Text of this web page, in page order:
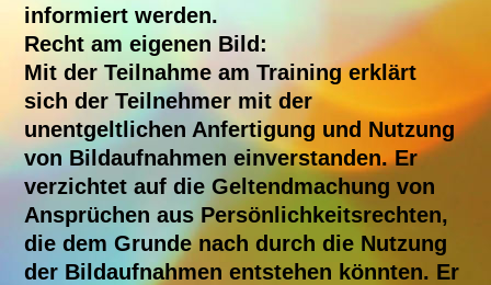
informiert werden.
Recht am eigenen Bild:
Mit der Teilnahme am Training erklärt
sich der Teilnehmer mit der
unentgeltlichen Anfertigung und Nutzung
von Bildaufnahmen einverstanden. Er
verzichtet auf die Geltendmachung von
Ansprüchen aus Persönlichkeitsrechten,
die dem Grunde nach durch die Nutzung
der Bildaufnahmen entstehen könnten. Er